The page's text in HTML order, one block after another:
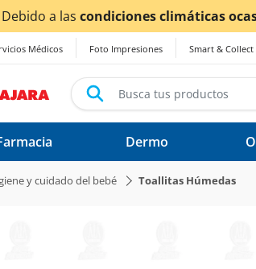
lluvias,los tiempos de entrega
Médicos Foto Impresiones Smart & Collect
Dermo
y cuidado del bebé Toallitas Húmedas